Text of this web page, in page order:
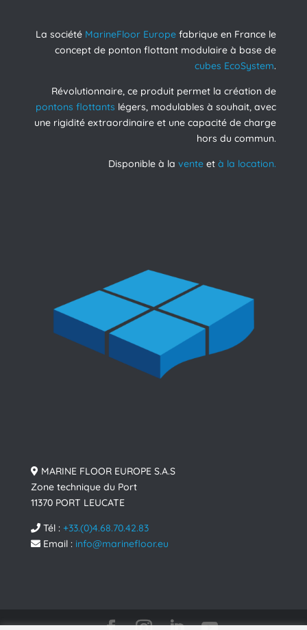
La société MarineFloor Europe fabrique en France le
concept de ponton flottant modulaire à base de
cubes EcoSystem.
Révolutionnaire, ce produit permet la création de
pontons flottants légers, modulables à souhait, avec
une rigidité extraordinaire et une capacité de charge
hors du commun.
Disponible à lavente età la location.
MARINE FLOOR EUROPE S.A.S
Zone technique du Port
11370 PORT LEUCATE
Tél : +33.(0)4.68.70.42.83
Email : info@marinefloor.eu